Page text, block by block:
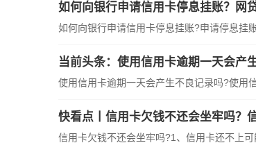
如何向银行申请信用卡停息挂账？网
如何向银行申请信用卡停息挂账?申请停息挂
当前头条：使用信用卡逾期一天会产
使用信用卡逾期一天会产生不良记录吗?使用
快看点丨信用卡欠钱不还会坐牢吗？
信用卡欠钱不还会坐牢吗?1、信用卡还不上